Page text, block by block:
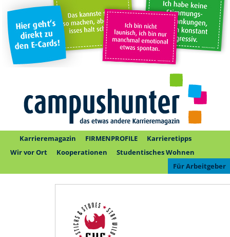
Karrieremagazin FIRMENPROFILE
Karrieretipps
Wir vor Ort
Kooperationen
Studentisches Wohnen
Für Arbeitgeber